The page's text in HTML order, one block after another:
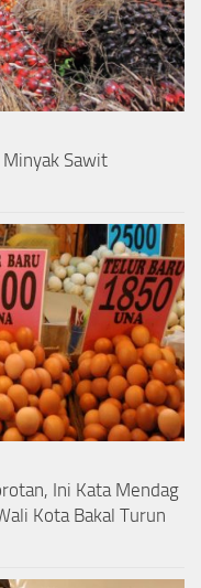
Minyak Sawit
Ini Kata Mendag
Kota Bakal Turun